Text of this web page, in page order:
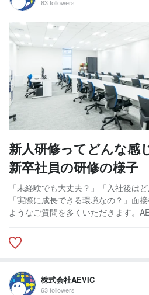
63 followers
新人研修ってどんな感
新卒社員の研修の様子
「未経験でも大丈夫？」「入社後は
「実際に成長できる環境なの？」面
ようなご質問を多くいただきます。
株式会社AEVIC
63 followers